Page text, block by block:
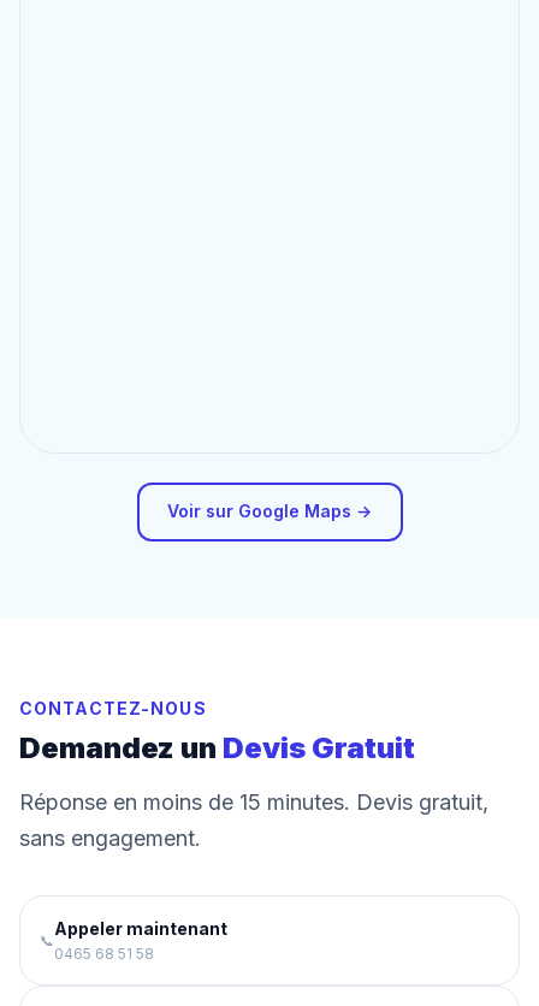
Voir sur Google Maps →
CONTACTEZ-NOUS
Demandez un Devis Gratuit
Réponse en moins de 15 minutes. Devis gratuit,
sans engagement.
📞
Appeler maintenant
0465 68 51 58